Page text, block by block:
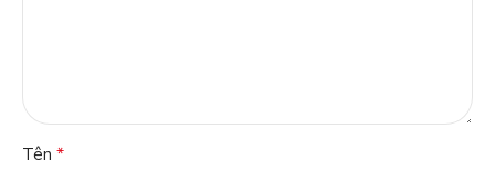
Tên *